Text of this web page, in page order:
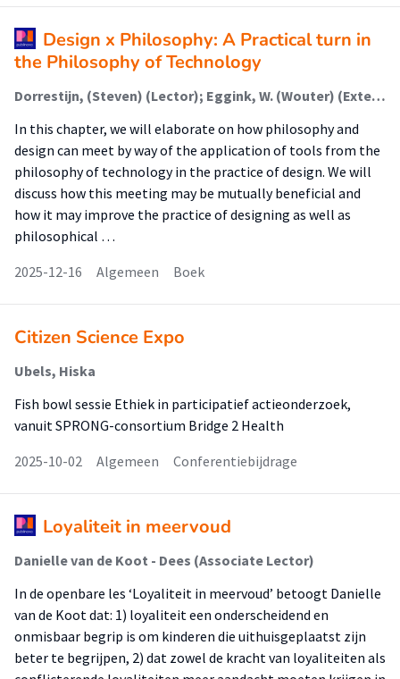
Design x Philosophy: A Practical turn in
the Philosophy of Technology
Dorrestijn, (Steven) (Lector); Eggink, W. (Wouter) (Extern)
In this chapter, we will elaborate on how philosophy and
design can meet by way of the application of tools from the
philosophy of technology in the practice of design. We will
discuss how this meeting may be mutually beneficial and
how it may improve the practice of designing as well as
philosophical …
2025-12-16
Algemeen Boek
Citizen Science Expo
Ubels, Hiska
Fish bowl sessie Ethiek in participatief actieonderzoek,
vanuit SPRONG-consortium Bridge 2 Health
2025-10-02
Algemeen Conferentiebijdrage
Loyaliteit in meervoud
Danielle van de Koot - Dees (Associate Lector)
In de openbare les ‘Loyaliteit in meervoud’ betoogt Danielle
van de Koot dat: 1) loyaliteit een onderscheidend en
onmisbaar begrip is om kinderen die uithuisgeplaatst zijn
beter te begrijpen, 2) dat zowel de kracht van loyaliteiten als